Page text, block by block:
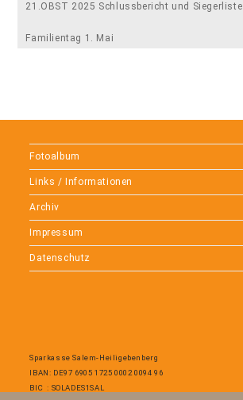
21.OBST 2025 Schlussbericht und Siegerliste
Familientag 1. Mai
Fotoalbum
Links / Informationen
Archiv
Impressum
Datenschutz
Sparkasse Salem-Heiligebenberg
IBAN: DE97 6905 1725 0002 0094 96
BIC : SOLADES1SAL